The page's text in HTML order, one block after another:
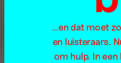
…en dat moet
en luisteraars.
om hulp. In